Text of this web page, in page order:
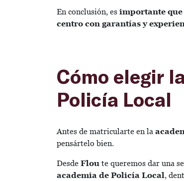
En conclusión, es importante
centro con garantías y
Cómo elegir
Policía Local
Antes de matricularte en la
pensártelo bien.
Desde Flou te queremos dar una
academia de Policía Local,